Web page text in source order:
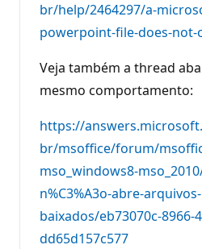
br/help/2464297/a-
powerpoint-file-does-not-
Veja também a thread
mesmo comportamento:
https://
br/msoffice/forum/
mso_windows8-
n%C3%A3o-abre-arquivos-
baixados/eb73070c-8966-
dd65d157c577